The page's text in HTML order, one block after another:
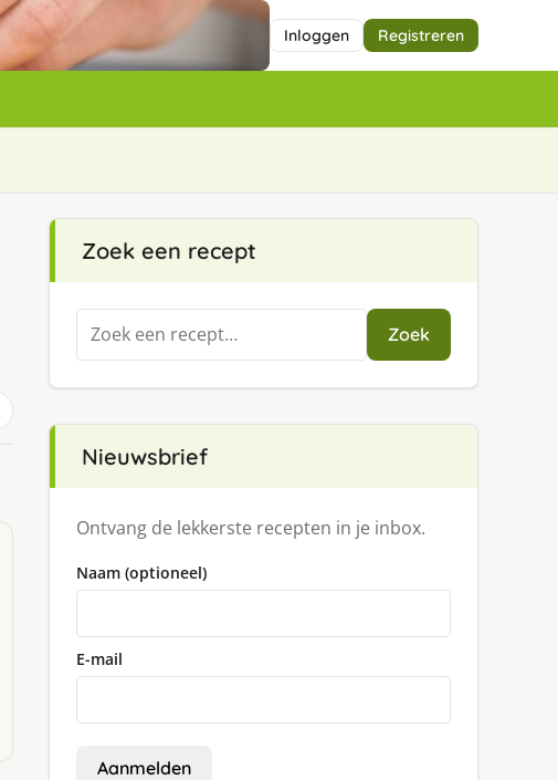
Inloggen Registreren
Zoek een recept
Zoeken
naar:
Zoek
Nieuwsbrief
Ontvang de lekkerste recepten in je inbox.
Naam (optioneel)
E-mail
Aanmelden